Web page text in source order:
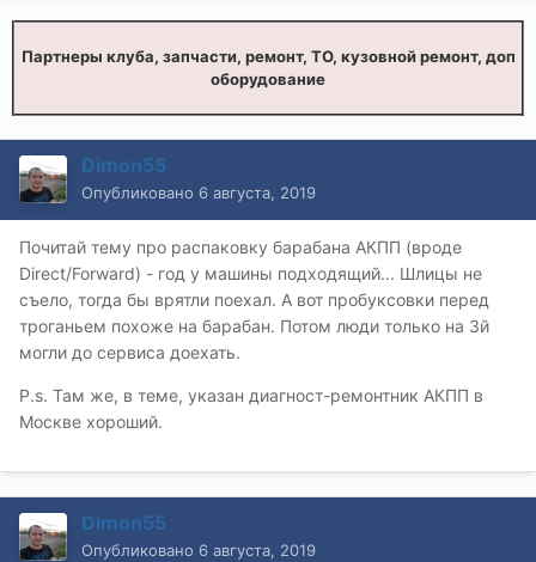
Партнеры клуба, запчасти, ремонт, ТО, кузовной ремонт, доп
оборудование
Dimon55
Опубликовано 6 августа, 2019
Почитай тему про распаковку барабана АКПП (вроде
Direct/Forward) - год у машины подходящий... Шлицы не
съело, тогда бы врятли поехал. А вот пробуксовки перед
троганьем похоже на барабан. Потом люди только на 3й
могли до сервиса доехать.
P.s. Там же, в теме, указан диагност-ремонтник АКПП в
Москве хороший.
Dimon55
Опубликовано 6 августа, 2019